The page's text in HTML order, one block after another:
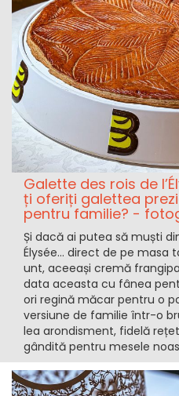
Galette des rois de
ți oferiți galettea
pentru familie? -
Și dacă ai putea să muști
Élysée… direct de pe masa
unt, aceeași cremă
data aceasta cu fânea
ori regină măcar pentru o
versiune de familie într-o
lea arondisment, fidelă
gândită pentru mesele